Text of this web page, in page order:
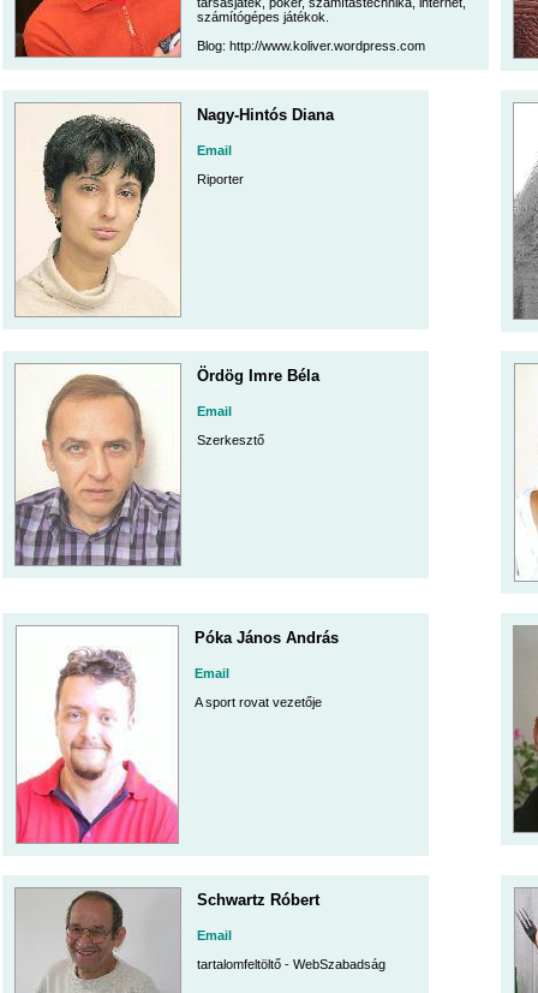
számítógépes játékok.
Blog: http://www.koliver.wordpress.com
Nagy-Hintós Diana
Email
Riporter
Ördög Imre Béla
Email
Szerkesztő
Póka János András
Email
A sport rovat vezetője
Schwartz Róbert
Email
tartalomfeltöltő - WebSzabadság